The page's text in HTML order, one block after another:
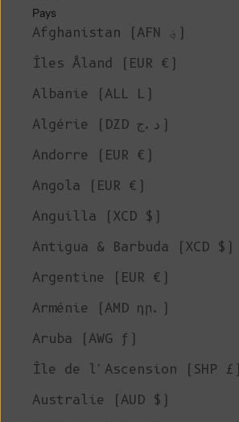
Pays
Afghanistan (AFN ؋)
Îles Åland (EUR €)
Albanie (ALL L)
Algérie (DZD د.ج)
Andorre (EUR €)
Angola (EUR €)
Anguilla (XCD $)
Antigua & Barbuda (XCD $)
Argentine (EUR €)
Arménie (AMD դր.)
Aruba (AWG ƒ)
Île de l'Ascension (SHP £)
Australie (AUD $)